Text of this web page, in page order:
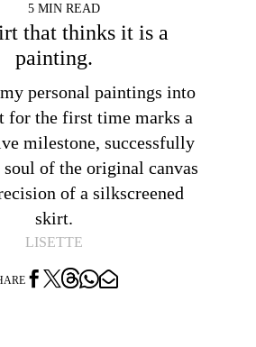
5 MIN READ
that thinks it is a
painting.
personal paintings into
for the first time marks a
milestone, successfully
of the original canvas
of a silkscreened
skirt.
LISETTE
  